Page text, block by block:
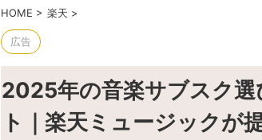
HOME > 楽天 >
広告
2025年の音楽サブスク
ト｜楽天ミュージックが